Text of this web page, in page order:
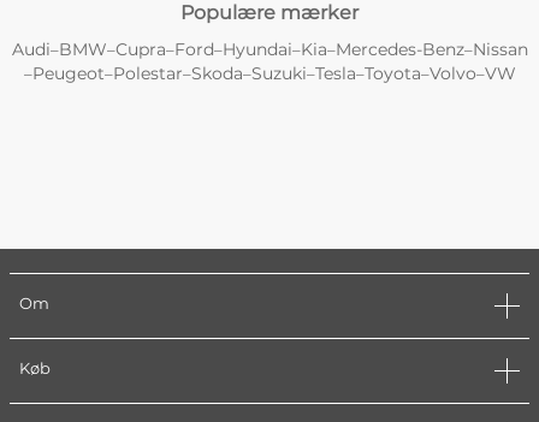
Populære mærker
Audi–BMW–Cupra–Ford–Hyundai–Kia–Mercedes-Benz–Nissan
–Peugeot–Polestar–Skoda–Suzuki–Tesla–Toyota–Volvo–VW
Om
Køb